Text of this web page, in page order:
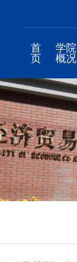
首
页
学院
概况